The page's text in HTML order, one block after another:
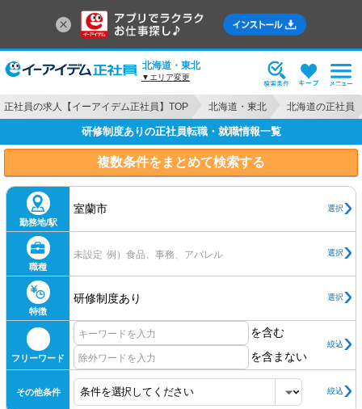
北海道・東北
▼エリア変更
正社員の求人【イーアイデム正社員】TOP 北海道・東北 北海道の正社員
研修制度ありの正社員転職・就職情報一覧
複数条件をまとめて検索する
勤務地/駅
室蘭市 選択
職種
未設定 例）食品、事務、アパレル 選択
特徴
研修制度あり 選択
フリーワード
を含む
を含まない
絞込
その他条件 絞込